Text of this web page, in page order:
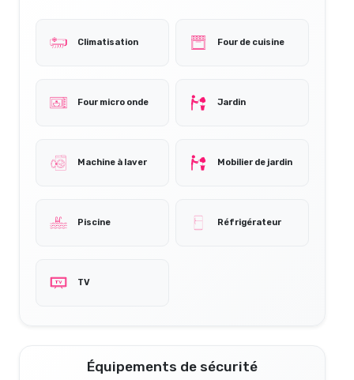
Climatisation Four de cuisine
Four micro onde Jardin
Machine à laver Mobilier de jardin
Piscine Réfrigérateur
TV
Équipements de sécurité